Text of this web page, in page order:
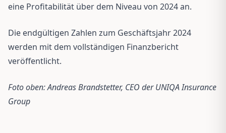
eine Profitabilität über dem Niveau von 2024 an.
Die endgültigen Zahlen zum Geschäftsjahr 2024
werden mit dem vollständigen Finanzbericht
veröffentlicht.
Foto oben: Andreas Brandstetter, CEO der UNIQA Insurance
Group